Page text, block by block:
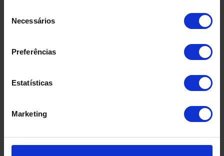
Necessários
Preferências
Estatísticas
Marketing